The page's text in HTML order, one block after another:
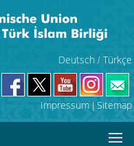
Deutsch / Türkçe
Impressum| Sitemap